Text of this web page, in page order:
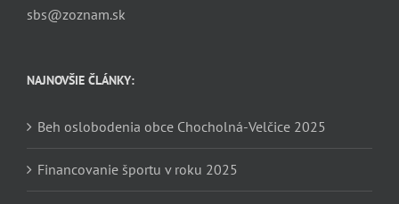
sbs@zoznam.sk
NAJNOVŠIE ČLÁNKY:
Beh oslobodenia obce Chocholná-Velčice 2025
Financovanie športu v roku 2025